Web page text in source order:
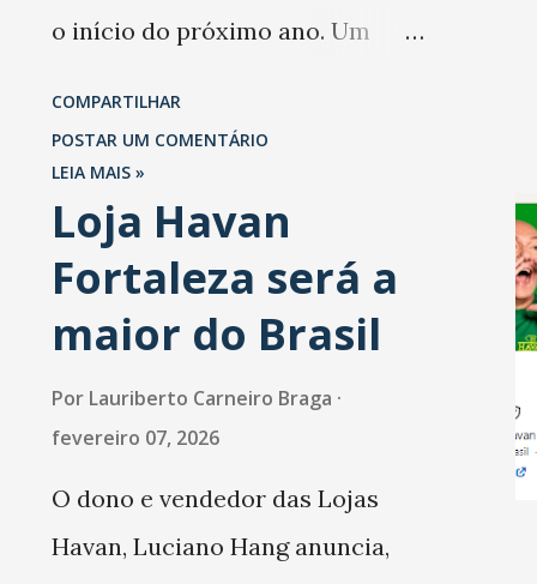
o início do próximo ano. Um
que 69% dos estabelecimentos
esperam faturar mais no 1º
trimestre de 2026 em
comparação com o mesmo
período de 2025. Em relação ao
também projetam crescimento
do setor é sustentada
principalmente pelo
COMPARTILHAR
POSTAR UM COMENTÁRIO
LEIA MAIS »
Loja Havan
Fortaleza será a
maior do Brasil
Por Lauriberto Carneiro Braga
fevereiro 07, 2026
O dono e vendedor das Lojas
Havan, Luciano Hang anuncia,